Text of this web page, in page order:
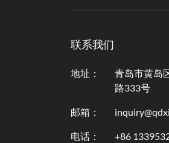
联系我们
地址：
青岛市黄岛
路333号
邮箱：
电话：
+86